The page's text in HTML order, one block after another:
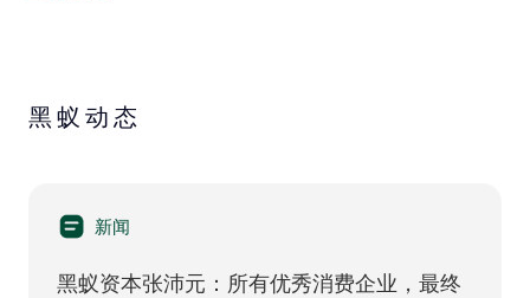
黑蚁动态
新闻
黑蚁资本张沛元：所有优秀消费企业，最终